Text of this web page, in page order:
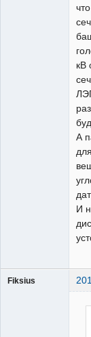
кВ
А
И
Fiksius